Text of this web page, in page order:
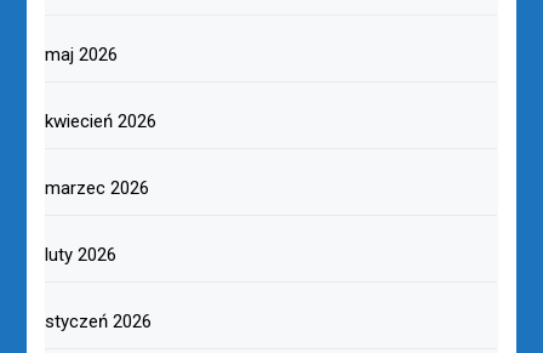
maj 2026
kwiecień 2026
marzec 2026
luty 2026
styczeń 2026